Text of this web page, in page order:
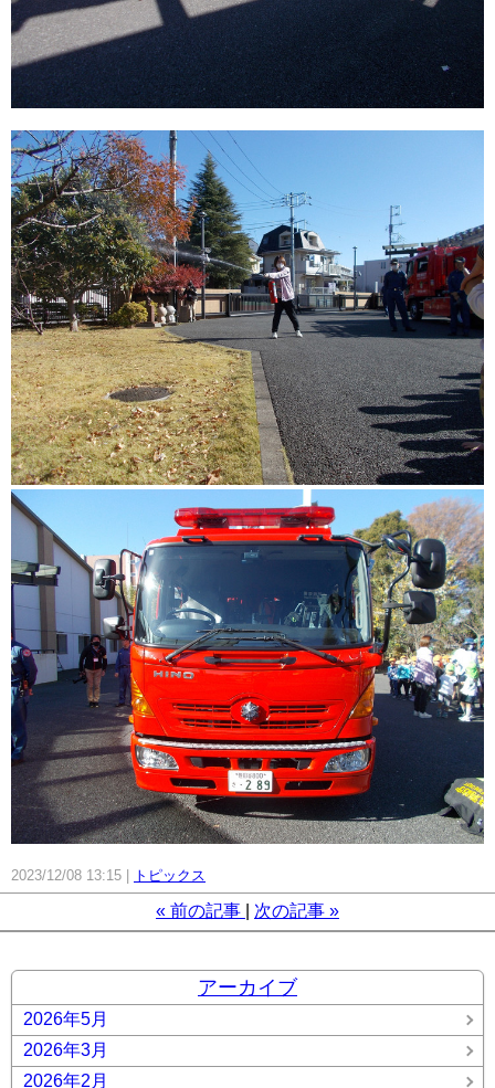
2023/12/08 13:15 トピックス
« 前の記事 次の記事 »
アーカイブ
2026年5月
2026年3月
2026年2月